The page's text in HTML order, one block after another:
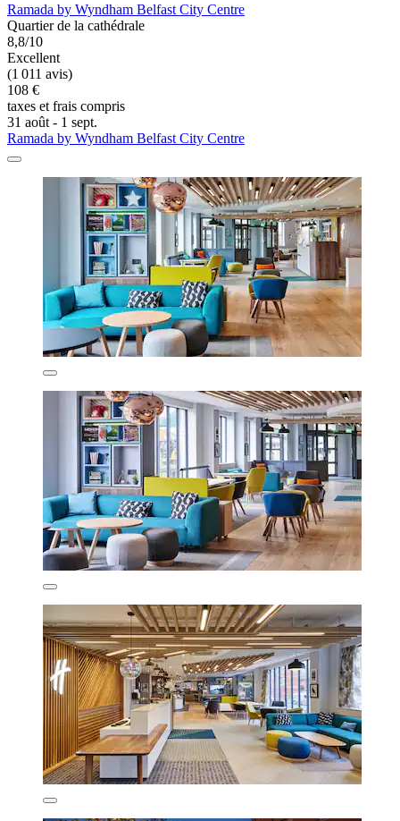
Ramada by Wyndham Belfast City Centre
Quartier de la cathédrale
8,8/10
Excellent
(1 011 avis)
108 €
taxes et frais compris
31 août - 1 sept.
Ramada by Wyndham Belfast City Centre